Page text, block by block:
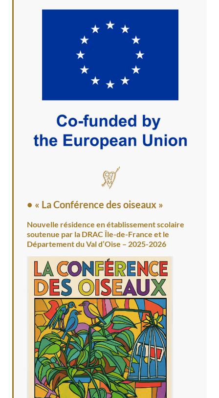
• « La Conférence des oiseaux »
Nouvelle résidence en établissement scolaire
soutenue par la DRAC Île-de-France et le
Département du Val d’Oise – 2025-2026